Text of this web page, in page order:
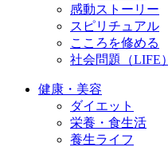
感動ストーリー
スピリチュアル
こころを修める
社会問題（LIFE）
健康・美容
ダイエット
栄養・食生活
養生ライフ